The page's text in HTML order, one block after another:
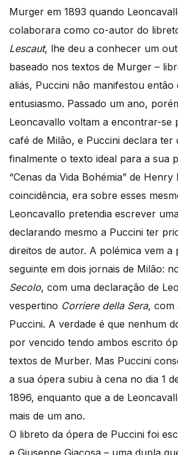
Murger em 1893 quando
colaborara como co-autor do
Lescaut, lhe deu a conhecer um
baseado nos textos de Murger –
aliás, Puccini não manifestou então
entusiasmo. Passado um ano,
Leoncavallo voltam a encontrar-se
café de Milão, e Puccini declara ter
finalmente o texto ideal para a sua
“Cenas da Vida Bohémia” de
coincidência, era sobre esses
Leoncavallo pretendia escrever
declarando mesmo a Puccini ter
direitos de autor. A polémica vem a
seguinte em dois jornais de Milão:
Secolo, com uma declaração de
vespertino Corriere della Sera, com
Puccini. A verdade é que nenhum
por vencido tendo ambos escrito
textos de Murber. Mas Puccini
a sua ópera subiu à cena no dia 1
1896, enquanto que a de
mais de um ano.
O libreto da ópera de Puccini foi
e Giuseppe Giacosa – uma dupla